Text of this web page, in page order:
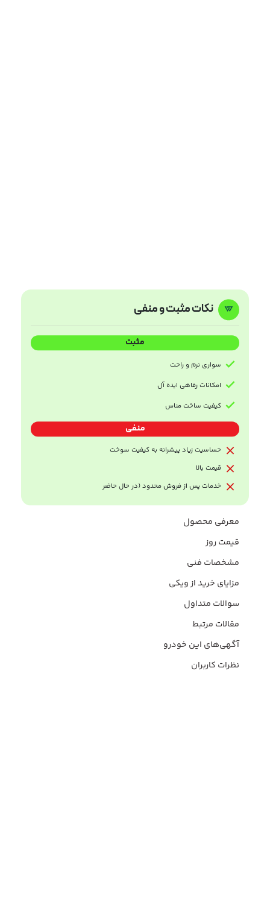
نکات مثبت و منفی
مثبت
سواری نرم و راحت
امکانات رفاهی ایده آل
کیفیت ساخت مناس
منفی
حساسیت زیاد پیشرانه به کیفیت سوخت
قیمت بالا
خدمات پس از فروش محدود (در حال حاضر
معرفی محصول
قیمت روز
مشخصات فنی
مزایای خرید از ویکی
سوالات متداول
مقالات مرتبط
آگهی‌های این خودرو
نظرات کاربران